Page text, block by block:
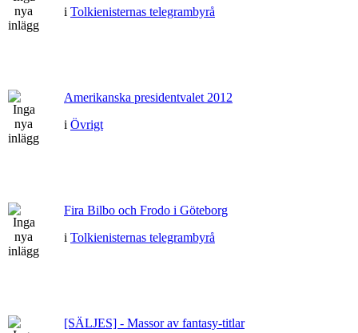
i Tolkienisternas telegrambyrå
Amerikanska presidentvalet 2012
i Övrigt
Fira Bilbo och Frodo i Göteborg
i Tolkienisternas telegrambyrå
[SÄLJES] - Massor av fantasy-titlar